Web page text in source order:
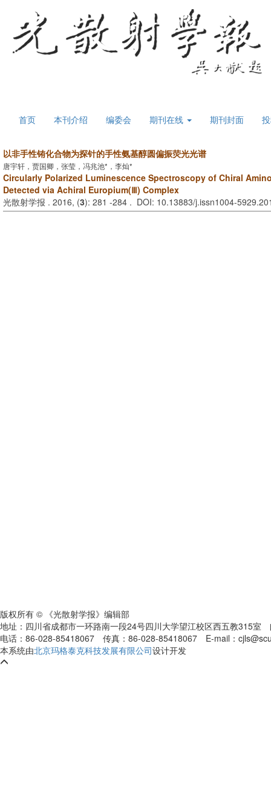
首页 本刊介绍 编委会 期刊在线 期刊封面
以非手性铕化合物为探针的手性氨基醇圆偏振荧光光谱
唐宇轩，贾国卿，张莹，冯兆池*，李灿*
Circularly Polarized Luminescence Spectroscopy of Chiral
Detected via Achiral Europium(Ⅲ) Complex
光散射学报 . 2016, (3): 281 -284 . DOI: 10.13883/j.issn1004-
版权所有 © 《光散射学报》编辑部
地址：四川省成都市一环路南一段24号四川大学望江校区西五教315室
电话：86-028-85418067 传真：86-028-85418067 E-mail：
本系统由北京玛格泰克科技发展有限公司设计开发